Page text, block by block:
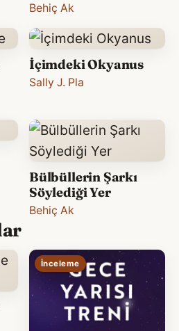
Behiç Ak
İçimdeki Okyanus
Sally J. Pla
Bülbüllerin Şarkı
Söylediği Yer
Behiç Ak
İnceleme